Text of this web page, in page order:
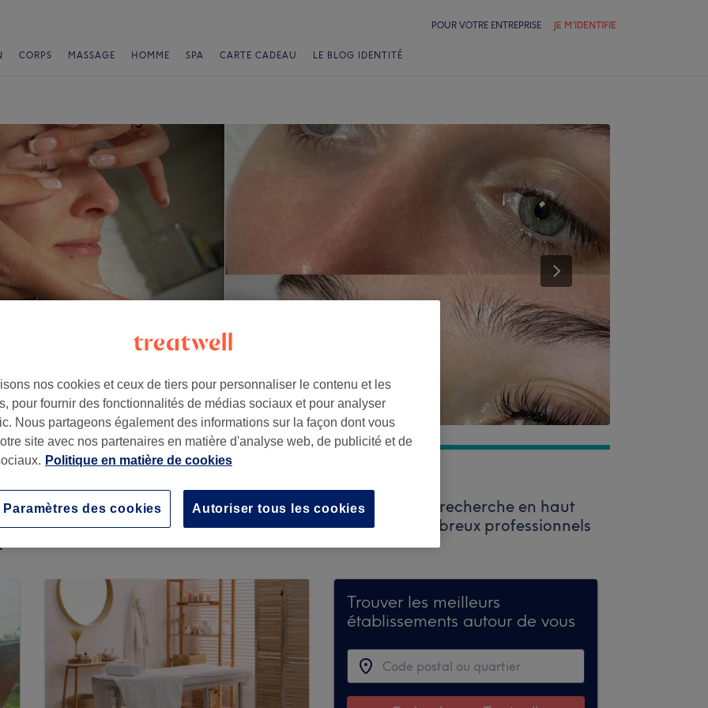
POUR VOTRE ENTREPRISE JE M'IDENTIFIE
CORPS MASSAGE HOMME SPA CARTE CADEAU LE BLOG IDENTITÉ
encore de réservations sur Treatwell. Utilisez la barre de recherche en haut
disponibles dans votre région.Vous y trouverez de nombreux professionnels
Trouver les meilleurs
établissements autour de vous
nos cookies et ceux de tiers pour personnaliser le contenu et les
pour fournir des fonctionnalités de médias sociaux et pour analyser
Nous partageons également des informations sur la façon dont vous
site avec nos partenaires en matière d'analyse web, de publicité et de
Politique en matière de cookies
Autoriser tous les cookies
Paramètres des cookies